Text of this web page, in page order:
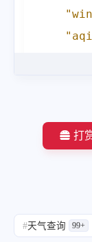
打
#天气查询 99+